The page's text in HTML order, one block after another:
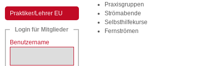
Praktiker/Lehrer EU
Login für Mitglieder
Benutzername
Praxisgruppen
Strömabende
Selbsthilfekurse
Fernströmen